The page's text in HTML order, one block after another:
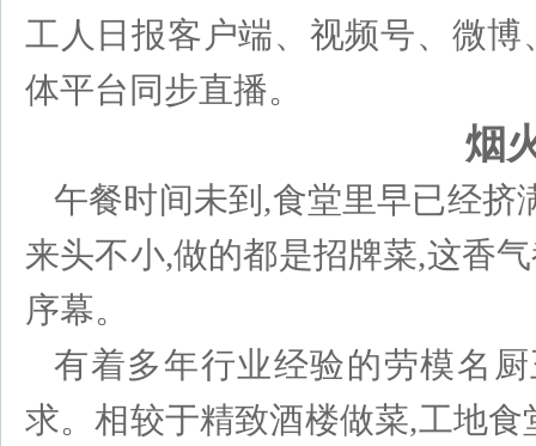
工人日报客户端、视频号、微
体平台同步直播。
烟
午餐时间未到,食堂里早已经挤
来头不小,做的都是招牌菜,这香
序幕。
有着多年行业经验的劳模名
求。相较于精致酒楼做菜,工地